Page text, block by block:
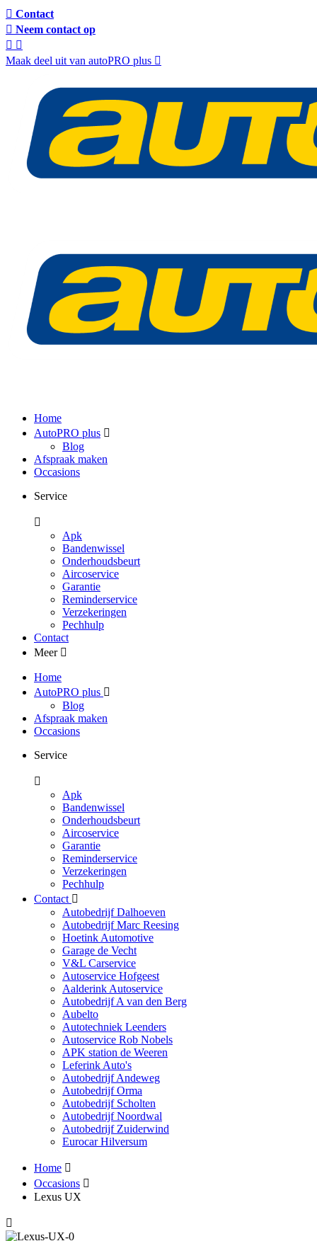
Contact
Neem contact op
Maak deel uit van autoPRO plus
Home
AutoPRO plus
Blog
Afspraak maken
Occasions
Service
Apk
Bandenwissel
Onderhoudsbeurt
Aircoservice
Garantie
Reminderservice
Verzekeringen
Pechhulp
Contact
Meer
Home
AutoPRO plus
Blog
Afspraak maken
Occasions
Service
Apk
Bandenwissel
Onderhoudsbeurt
Aircoservice
Garantie
Reminderservice
Verzekeringen
Pechhulp
Contact
Autobedrijf Dalhoeven
Autobedrijf Marc Reesing
Hoetink Automotive
Garage de Vecht
V&L Carservice
Autoservice Hofgeest
Aalderink Autoservice
Autobedrijf A van den Berg
Aubelto
Autotechniek Leenders
Autoservice Rob Nobels
APK station de Weeren
Leferink Auto's
Autobedrijf Andeweg
Autobedrijf Orma
Autobedrijf Scholten
Autobedrijf Noordwal
Autobedrijf Zuiderwind
Eurocar Hilversum
Home
Occasions
Lexus UX